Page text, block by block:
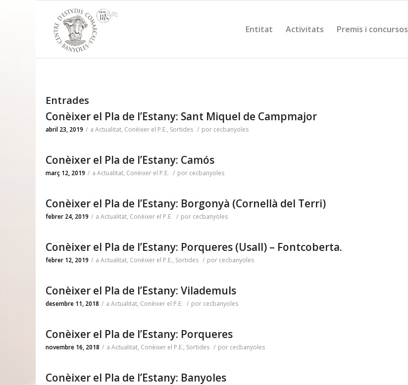
Entitat Activitats Premis i concursos
Entrades
Conèixer el Pla de l’Estany: Sant Miquel de Campmajor
abril 23, 2019 / a Actualitat, Conèixer el P.E., Sortides / por cecbanyoles
Conèixer el Pla de l’Estany: Camós
març 12, 2019 / a Actualitat, Conèixer el P.E. / por cecbanyoles
Conèixer el Pla de l’Estany: Borgonyà (Cornellà del Terri)
febrer 24, 2019 / a Actualitat, Conèixer el P.E. / por cecbanyoles
Conèixer el Pla de l’Estany: Porqueres (Usall) – Fontcoberta.
febrer 12, 2019 / a Actualitat, Conèixer el P.E., Sortides / por cecbanyoles
Conèixer el Pla de l’Estany: Vilademuls
desembre 11, 2018 / a Actualitat, Conèixer el P.E. / por cecbanyoles
Conèixer el Pla de l’Estany: Porqueres
novembre 16, 2018 / a Actualitat, Conèixer el P.E., Sortides / por cecbanyoles
Conèixer el Pla de l’Estany: Banyoles